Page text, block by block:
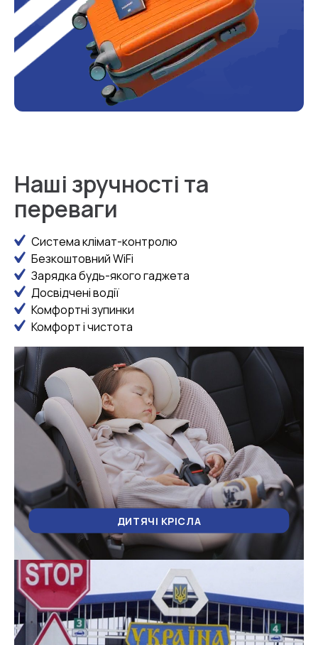
Наші зручності та
переваги
Система клімат-контролю
Безкоштовний WiFi
Зарядка будь-якого гаджета
Досвідчені водії
Комфортні зупинки
Комфорт і чистота
ДИТЯЧІ КРІСЛА